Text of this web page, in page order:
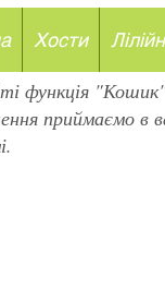
Хости
функція
приймаємо в